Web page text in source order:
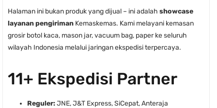
Halaman ini bukan produk yang dijual – ini adalah showcase
layanan pengiriman Kemaskemas. Kami melayani kemasan
grosir botol kaca, mason jar, vacuum bag, paper ke seluruh
wilayah Indonesia melalui jaringan ekspedisi terpercaya.
11+ Ekspedisi Partner
Reguler:JNE, J&T Express, SiCepat, Anteraja